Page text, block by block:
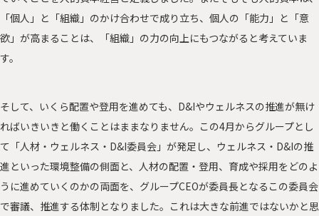
「個人」と「組織」のかけ合わせで成り立ち、個人の「能力」と「意
欲」が高まることは、「組織」の力の向上にもつながると考えていま
す。
そして、いくら配置や登用を進めても、D&Iやウェルネスの推進が無け
ればいきいきと働くことはままなりません。この4月からグループとし
て「人材・ウェルネス・D&I委員会」が発足し、ウェルネス・D&Iの推
進といった環境整備の側面と、人材の配置・登用、育成や採用をどのよ
うに進めていくのかの両面を、グループCEOが委員長となるこの委員会
で審議、推進する体制となりました。これは大きな前進ではないかと思